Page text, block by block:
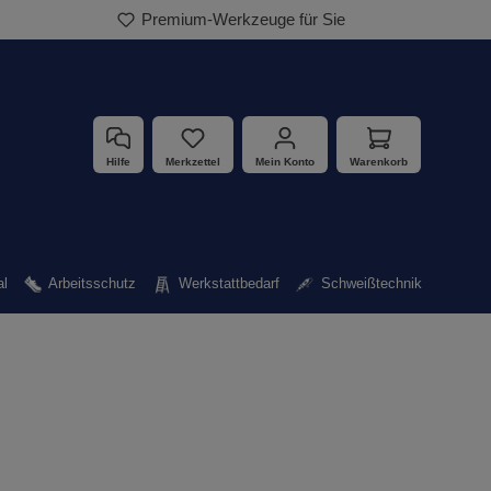
Premium-Werkzeuge für Sie
Hilfe Merkzettel Mein Konto Warenkorb
Arbeitsschutz Werkstattbedarf Schweißtechnik